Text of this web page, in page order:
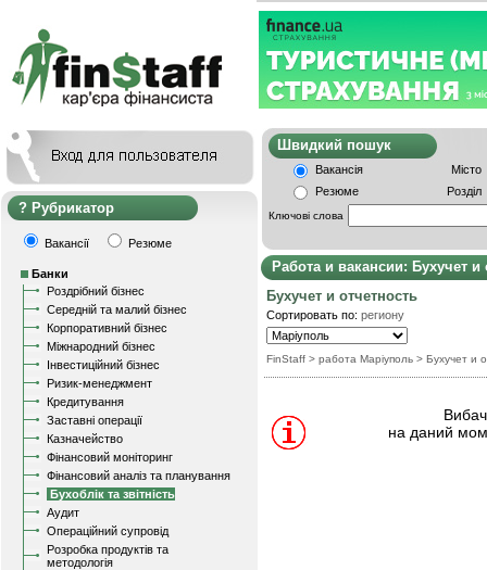
Рубрикатор
Вакансії Резюме
Банки
Роздрібний бізнес
Середній та малий бізнес
Корпоративний бізнес
Міжнародний бізнес
Інвестиційний бізнес
Ризик-менеджмент
Кредитування
Заставні операції
Казначейство
Фінансовий моніторинг
Фінансовий аналіз та планування
Бухоблік та звітність
Аудит
Операційний супровід
Розробка продуктів та
методологія
Швидкий
Вакансія
Місто
Резюме
Розділ
Ключові слова
Работа и вакансии: Бухучет и
Бухучет и отчетность
Сортировать по: региону
FinStaff > работа Маріуполь > Бухучет и
на даний